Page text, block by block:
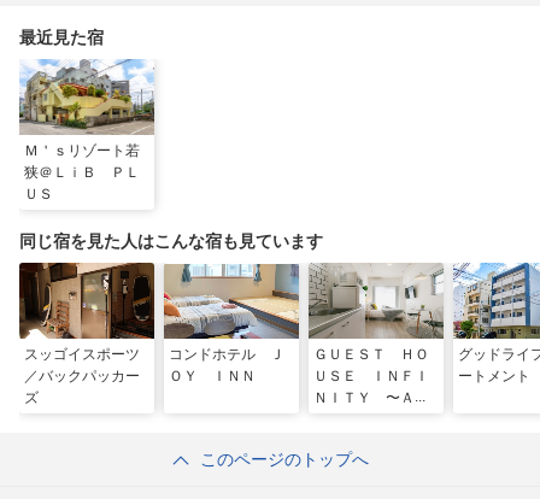
てきた
最近見た宿
Ｍ＇ｓリゾート若
狭＠ＬｉＢ ＰＬ
ＵＳ
同じ宿を見た人はこんな宿も見ています
スッゴイスポーツ
／バックパッカー
ズ
コンドホテル Ｊ
ＯＹ ＩＮＮ
ＧＵＥＳＴ ＨＯ
ＵＳＥ ＩＮＦＩ
ＮＩＴＹ 〜ＡＫ
グッドライ
ートメン
このページのトップへ